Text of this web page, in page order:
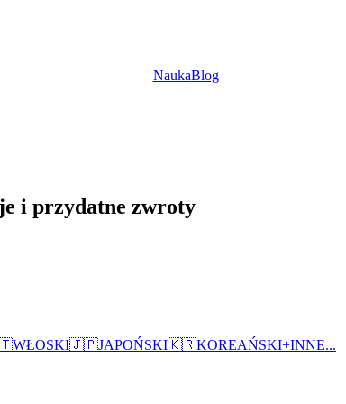
NaukaBlog
i przydatne zwroty
WŁOSKI🇯🇵JAPOŃSKI🇰🇷KOREAŃSKI+INNE...